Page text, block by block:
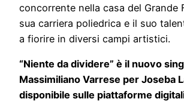
concorrente nella casa del Grande
sua carriera poliedrica e il suo
a fiorire in diversi campi artistici.
“Niente da dividere” è il nuovo
Massimiliano Varrese per Joseba
disponibile sulle piattaforme